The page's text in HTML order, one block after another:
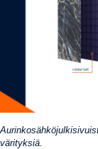
värityksiä.